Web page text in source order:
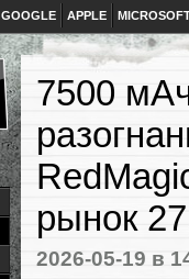
GOOGLE APPLE
7500
рынок
2026-05-19 в